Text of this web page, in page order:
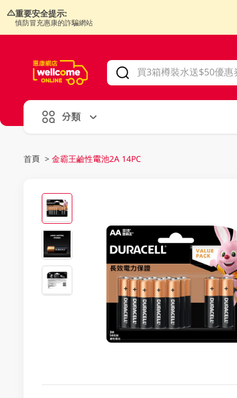
重要安全提示:
慎防冒充惠康的詐騙網站
分類
首頁 > 金霸王鹼性電池2A 14PC